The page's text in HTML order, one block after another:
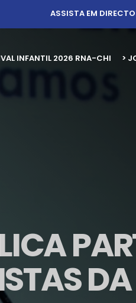
ASSISTA EM DIRECTO
INFANTIL 2026 RNA- >